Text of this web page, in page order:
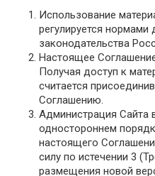
Использование
регулируется
законодательства
Настоящее
Получая доступ к
считается
Соглашению.
Администрация Сайта
одностороннем
настоящего
силу по истечении 3
размещения новой